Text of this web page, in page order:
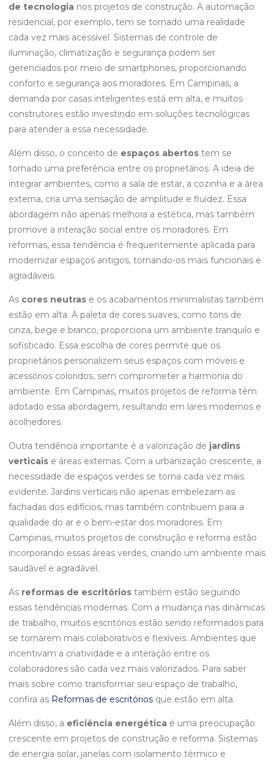
de tecnologia nos projetos de construção. A automação
residencial, por exemplo, tem se tornado uma realidade
cada vez mais acessível. Sistemas de controle de
iluminação, climatização e segurança podem ser
gerenciados por meio de smartphones, proporcionando
conforto e segurança aos moradores. Em Campinas, a
demanda por casas inteligentes está em alta, e muitos
construtores estão investindo em soluções tecnológicas
para atender a essa necessidade.
Além disso, o conceito de espaços abertos tem se
tornado uma preferência entre os proprietários. A ideia de
integrar ambientes, como a sala de estar, a cozinha e a área
externa, cria uma sensação de amplitude e fluidez. Essa
abordagem não apenas melhora a estética, mas também
promove a interação social entre os moradores. Em
reformas, essa tendência é frequentemente aplicada para
modernizar espaços antigos, tornando-os mais funcionais e
agradáveis.
As cores neutras e os acabamentos minimalistas também
estão em alta. A paleta de cores suaves, como tons de
cinza, bege e branco, proporciona um ambiente tranquilo e
sofisticado. Essa escolha de cores permite que os
proprietários personalizem seus espaços com móveis e
acessórios coloridos, sem comprometer a harmonia do
ambiente. Em Campinas, muitos projetos de reforma têm
adotado essa abordagem, resultando em lares modernos e
acolhedores.
Outra tendência importante é a valorização de jardins
verticais e áreas externas. Com a urbanização crescente, a
necessidade de espaços verdes se torna cada vez mais
evidente. Jardins verticais não apenas embelezam as
fachadas dos edifícios, mas também contribuem para a
qualidade do ar e o bem-estar dos moradores. Em
Campinas, muitos projetos de construção e reforma estão
incorporando essas áreas verdes, criando um ambiente mais
saudável e agradável.
As reformas de escritórios também estão seguindo
essas tendências modernas. Com a mudança nas dinâmicas
de trabalho, muitos escritórios estão sendo reformados para
se tornarem mais colaborativos e flexíveis. Ambientes que
incentivam a criatividade e a interação entre os
colaboradores são cada vez mais valorizados. Para saber
mais sobre como transformar seu espaço de trabalho,
confira as Reformas de escritórios que estão em alta.
Além disso, a eficiência energética é uma preocupação
crescente em projetos de construção e reforma. Sistemas
de energia solar, janelas com isolamento térmico e